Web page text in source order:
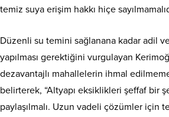
temiz suya erişim hakkı hiçe
Düzenli su temini sağlanana kadar adil ve
yapılması gerektiğini vurgulayan
dezavantajlı mahallelerin ihmal
belirterek, “Altyapı eksiklikleri şeffaf bir
paylaşılmalı. Uzun vadeli çözümler için